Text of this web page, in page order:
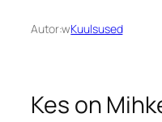
Autor:wKuulsused
Kes on